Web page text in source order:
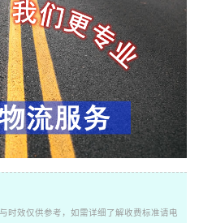
时效仅供参考，如需详细了解收费标准请电